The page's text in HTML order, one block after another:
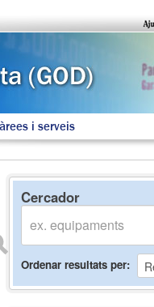
i serveis
Cercador
Ordenar resultats per